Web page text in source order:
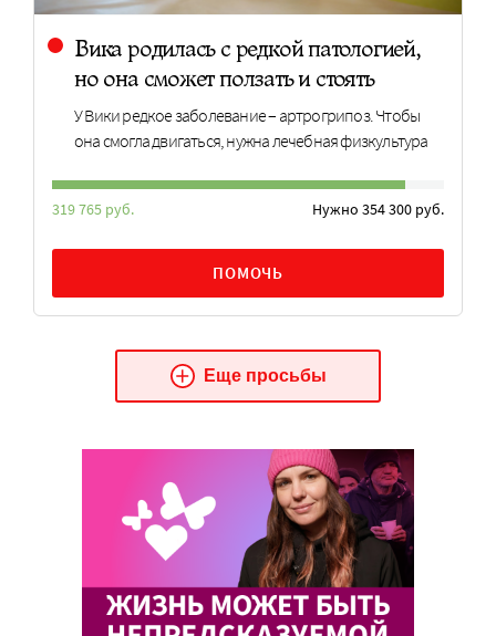
Вика родилась с редкой патологией,
но она сможет ползать и стоять
У Вики редкое заболевание – артрогрипоз. Чтобы
она смогла двигаться, нужна лечебная физкультура
319 765 руб. Нужно 354 300 руб.
ПОМОЧЬ
Еще просьбы